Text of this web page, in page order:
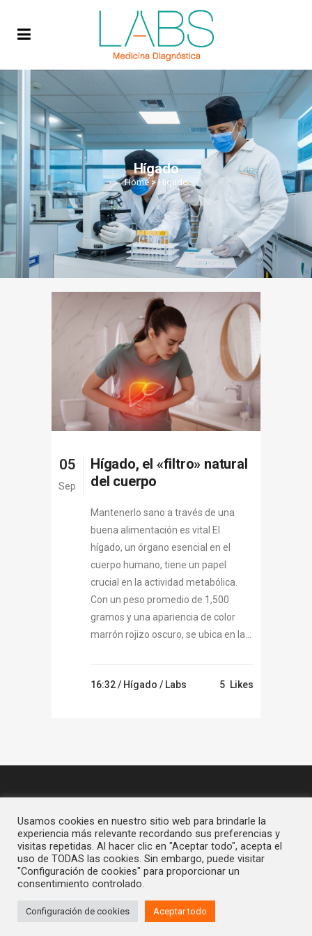
Hígado
Home>Hígado
05
Sep
Hígado, el «filtro» natural
del cuerpo
Mantenerlo sano a través de una
buena alimentación es vital El
hígado, un órgano esencial en el
cuerpo humano, tiene un papel
crucial en la actividad metabólica.
Con un peso promedio de 1,500
gramos y una apariencia de color
marrón rojizo oscuro, se ubica en la...
16:32 / Hígado / Labs 5 Likes
© 2026 HUMANLABS. Todos los Derechos Reservados |
Usamos cookies en nuestro sitio web para brindarle la
experiencia más relevante recordando sus preferencias y
visitas repetidas. Al hacer clic en "Aceptar todo", acepta el
uso de TODAS las cookies. Sin embargo, puede visitar
"Configuración de cookies" para proporcionar un
consentimiento controlado.
Configuración de cookies Aceptar todo
1